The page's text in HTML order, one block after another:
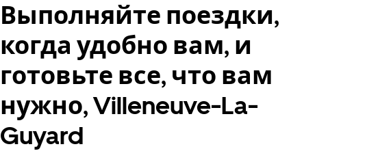
Выполняйте поездки,
когда удобно вам, и
готовьте все, что вам
нужно, Villeneuve-La-
Guyard